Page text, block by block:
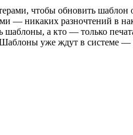
чтобы обновить шаблон
— никаких разночтений в
шаблоны, а кто — только
уже ждут в системе